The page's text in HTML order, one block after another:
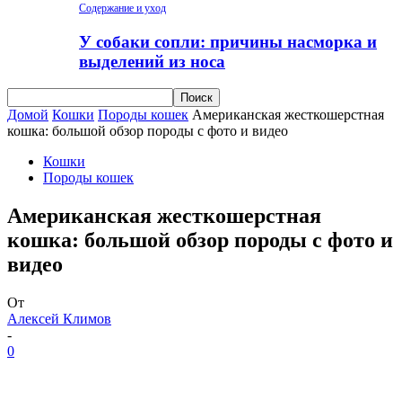
Содержание и уход
У собаки сопли: причины насморка и
выделений из носа
Домой Кошки Породы кошек Американская жесткошерстная
кошка: большой обзор породы с фото и видео
Кошки
Породы кошек
Американская жесткошерстная
кошка: большой обзор породы с фото и
видео
От
Алексей Климов
-
0